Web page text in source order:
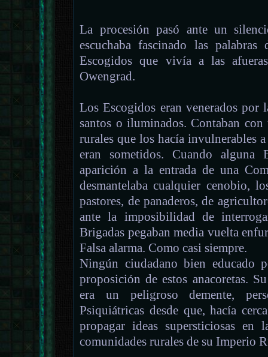
La procesión pasó ante un
escuchaba fascinado las
Escogidos que vivía a las
Owengrad.
Los Escogidos eran venerados por
santos o iluminados. Contaban
rurales que los hacía invulnerables
eran sometidos. Cuando alguna
aparición a la entrada de una
desmantelaba cualquier cenobio,
pastores, de panaderos, de
ante la imposibilidad de
Brigadas pegaban media vuelta
Falsa alarma. Como casi siempre.
Ningún ciudadano bien educado
proposición de estos anacoretas.
era un peligroso demente,
Psiquiátricas desde que, hacía
propagar ideas supersticiosas en
comunidades rurales de su Imperio